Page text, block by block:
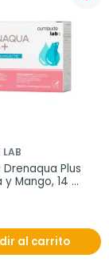
LAB
Plus
y Mango, 14
al carrito